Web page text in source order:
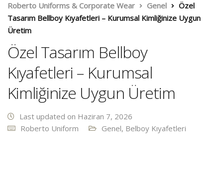
Roberto Uniforms & Corporate Wear Genel
Özel
Tasarım Bellboy Kıyafetleri – Kurumsal Kimliğinize Uygun
Üretim
Özel Tasarım Bellboy
Kıyafetleri – Kurumsal
Kimliğinize Uygun Üretim
Last updated on Haziran 7, 2026
Roberto Uniform
Genel, Belboy Kıyafetleri